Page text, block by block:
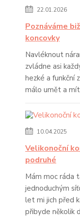
22.01.2026
Poznáváme
koncovky
Navléknout
zvládne asi
hezké a funkční
málo umět a
10.04.2025
Velikonoční
podruhé
Mám moc ráda
jednoduchým
let mi jich před
přibyde několik